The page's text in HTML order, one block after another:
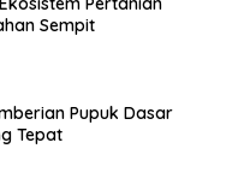
Sempit
Pupuk Dasar
Tepat